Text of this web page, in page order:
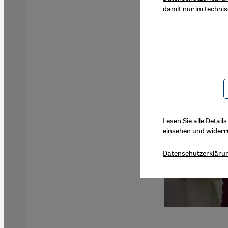
damit nur im
Lesen Sie alle
einsehen und